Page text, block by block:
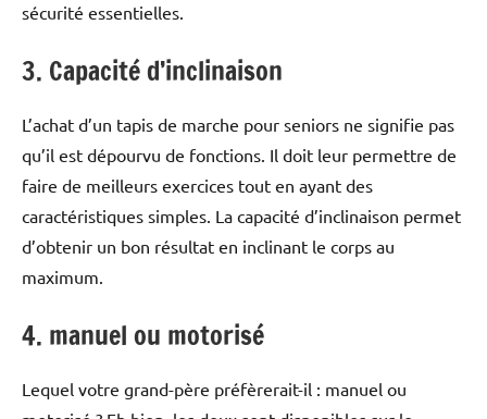
sécurité essentielles.
3. Capacité d’inclinaison
L’achat d’un tapis de marche pour seniors ne signifie pas
qu’il est dépourvu de fonctions. Il doit leur permettre de
faire de meilleurs exercices tout en ayant des
caractéristiques simples. La capacité d’inclinaison permet
d’obtenir un bon résultat en inclinant le corps au
maximum.
4. manuel ou motorisé
Lequel votre grand-père préfèrerait-il : manuel ou